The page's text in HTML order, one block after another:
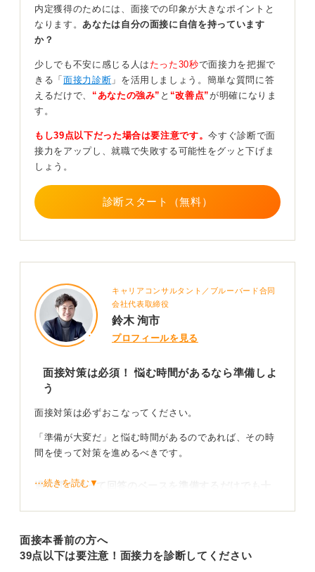
そこまで到達すれば、最低限その企業のことを調べる程
度の対策で良いかもしれませんが、数社の面接に慣れる
事前の面接対策として、最低でもこのくらいの時間はか
けておくべきという目安ですが、時間数で明確に決まっ
ているわけではありません。
多くの面接が1時間程度ですので、1時間を想定した模擬
面接をおこなっておくことは有効です。
分から1時間程度を見ておくと良いのではないでしょう
か。
0
内定獲得のためには、面接での印象が大きなポイントと
なります。 あなたは自分の面接に自信を持っています
か？
少しでも不安に感じる人は たった30秒で面接力を把握で
きる「 面接力診断 」を活用しましょう。簡単な質問に答
えるだけで、 “あなたの強み” と “改善点”が明確になりま
す。
もし39点以下だった場合は要注意です。今すぐ診断で面
接力をアップし、就職で失敗する可能性をグッと下げま
しょう。
診断スタート（無料）
キャリアコンサルタント／ブルーバード合同
会社代表取締役
鈴木 洵市
プロフィールを見る
面接対策は必須！ 悩む時間があるなら準備しよ
う
面接対策は必ずおこなってください。
「準備が大変だ」と悩む時間があるのであれば、その時
間を使って対策を進めるべきです。
過去問を使って回答のベースを準備するだけでも十
現在では、インターネット上に面接の過去問とも言える
質問事例集が豊富にあります。
⋯続きを読む▼
面接本番前の方へ
39点以下は要注意！面接力を診断してください